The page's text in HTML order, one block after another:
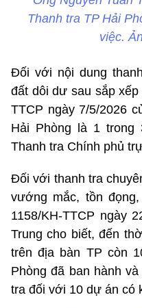
Thanh tra TP Hải
việc.
Đối với nội dung
đất dôi dư sau sắp
TTCP ngày 7/5/2026
Hải Phòng là 1
Thanh tra Chính phủ
Đối với thanh tra
vướng mắc, tồn
1158/KH-TTCP ngày
Trung cho biết, đến
trên địa bàn TP còn
Phòng đã ban hành
tra đối với 10 dự án có